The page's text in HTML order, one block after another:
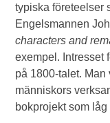
typiska företeelser
Engelsmannen
characters and
exempel. Intresset
på 1800-talet.
människors
bokprojekt som låg